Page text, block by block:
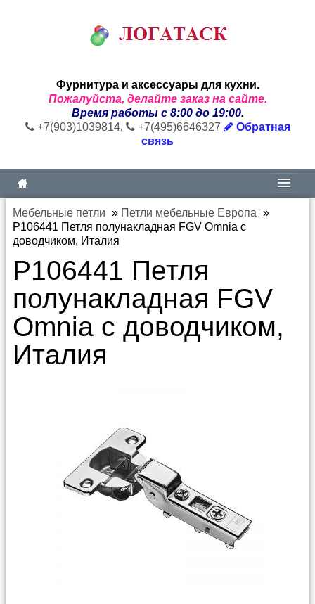
Фурнитура и аксессуары для кухни.
Пожалуйста, делайте заказ на сайте.
Время работы с 8:00 до 19:00.
+7(903)1039814, +7(495)6646327
Обратная
связь
Мебельные петли » Петли мебельные Европа »
P106441 Петля полунакладная FGV Omnia с
доводчиком, Италия
P106441 Петля
полунакладная FGV
Omnia с доводчиком,
Италия